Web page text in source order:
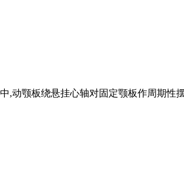
,动颚板绕悬挂心轴对固定颚板作周期性